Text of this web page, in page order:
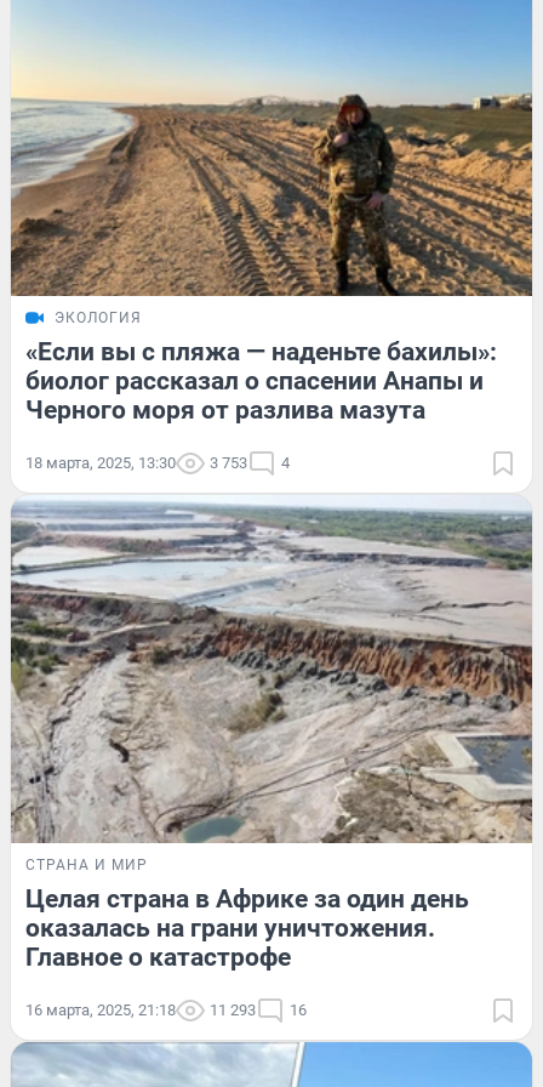
ЭКОЛОГИЯ
«Если вы с пляжа — наденьте бахилы»:
биолог рассказал о спасении Анапы и
Черного моря от разлива мазута
18 марта, 2025, 13:30 3 753 4
СТРАНА И МИР
Целая страна в Африке за один день
оказалась на грани уничтожения.
Главное о катастрофе
16 марта, 2025, 21:18 11 293 16